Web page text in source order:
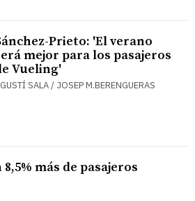
Prieto: 'El verano
mejor para los pasajeros
Vueling'
SALA / JOSEP M.BERENGUERAS
más de pasajeros